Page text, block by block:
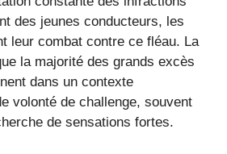
des jeunes conducteurs, les
leur combat contre ce fléau. La
la majorité des grands excès
dans un contexte
volonté de challenge, souvent
de sensations fortes.